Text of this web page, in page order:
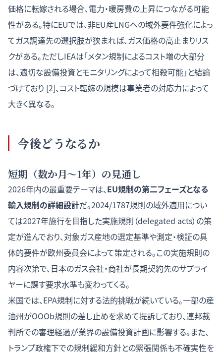
価格に転嫁される場合、電力・暖房費の上昇につながる可能
性がある。特にEUでは、非EU産LNGへの域外要件強化によっ
てガス調達先の選択肢が狭まれば、ガス価格の高止まりリス
クがある。ただしIEAは「メタン規制によるコスト増の大部分
は、適切な設備投資とモニタリングによって相殺可能」と結論
づけており [2]、コスト転嫁の規模は事業者の対応力によって
大きく異なる。
今後どうなるか
短期（数か月〜1年）の見通し
2026年内の最重要テーマは、EU規制の第二フェーズとなる
輸入規制の詳細設計だ。2024/1787規則の域外適用につい
ては2027年施行を目指した実施規則（delegated acts）の策
定が進んでおり、対象ガス産地の選定基準や測定・検証の具
体的要件が欧州委員会によって策定される。この実施規則の
内容次第で、日本のガス会社・商社が長期契約先のサプライ
ヤーに課す要求水準も変わってくる。
米国では、EPA規制に対する法的挑戦が続いている。一部の産
油州がOOOb規則の差し止めを求めて提訴しており、連邦裁
判所での審理経過が業界の設備投資計画に影響する。また、
トランプ政権下での規制緩和方針との緊張関係も不確実性を